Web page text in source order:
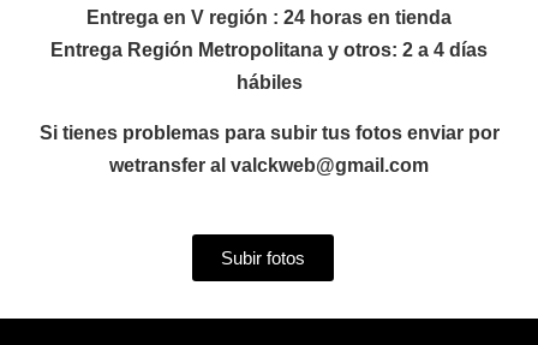
Entrega en V región : 24 horas en tienda
Entrega Región Metropolitana y otros: 2 a 4 días
hábiles
Si tienes problemas para subir tus fotos enviar por
wetransfer al valckweb@gmail.com
Subir fotos